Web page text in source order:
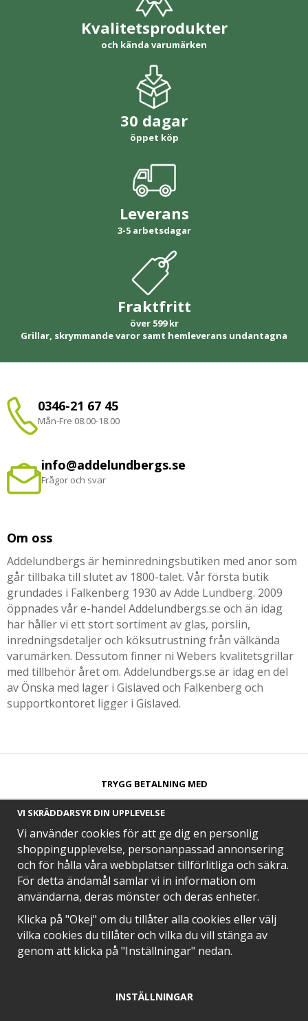
Kvalitetsprodukter
och kända varumärken
30 dagar
öppet köp
Leverans
3-5 arbetsdagar
Fraktfritt
över 599 kr
Grillar, skrymmande varor samt hemleverans undantagna
0346-21 67 45
Mån-Fre 08.00-18.00
info@addelundbergs.se
Frågor och svar
Om oss
Addelundbergs är heminredningsbutiken med anor som
går tillbaka till slutet av 1800-talet. Vår första butik
grundades i Falkenberg 1930 av Adde Lundberg. 2009
öppnades vår e-handel Addelundbergs.se och än idag
har håller vi ett stort sortiment av glas, porslin,
inredningsdetaljer och köksutrustning från välkända
varumärken. Dessutom finner ni Webers kvalitetsgrillar
med tillbehör året om. Addelundbergs.se är idag en del
av Önska med lager i Gislaved och Falkenberg och
supportkontoret ligger i Gislaved.
TRYGG BETALNING MED​
SNABB LEVERANS MED
EN DEL AV
VI SKRÄDDARSYR DIN UPPLEVELSE
Vi använder cookies för att ge dig en personlig
shoppingupplevelse, personanpassad annonsering
och för hålla våra webbplatser tillförlitliga och säkra.
För detta ändamål samlar vi in information om
användarna, deras mönster och deras enheter.
Klicka på "Okej" om du tillåter alla cookies eller välj
vilka cookies du tillåter och vilka du vill stänga av
genom att klicka på "Inställningar" nedan.
INSTÄLLNINGAR